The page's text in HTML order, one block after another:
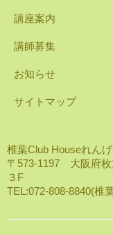
講座案内
講師募集
お知らせ
サイトマップ
椎葉Club Houseれんげ
〒573-1197 大阪府
３F
TEL:072-808-8840(椎